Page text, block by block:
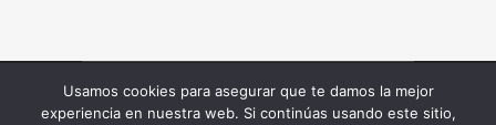
CopyrightJA Bacaicoa SLTodos los derechos
Usamos cookies para asegurar que te damos la mejor
experiencia en nuestra web. Si continúas usando este sitio,